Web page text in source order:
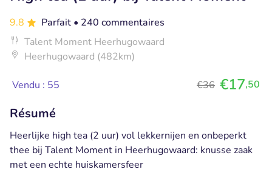
9.8 Parfait • 240 commentaires
Talent Moment Heerhugowaard
Heerhugowaard (482km)
Vendu : 55 €36 €17,50
Résumé
Heerlijke high tea (2 uur) vol lekkernijen en onbeperkt
thee bij Talent Moment in Heerhugowaard: knusse zaak
met een echte huiskamersfeer